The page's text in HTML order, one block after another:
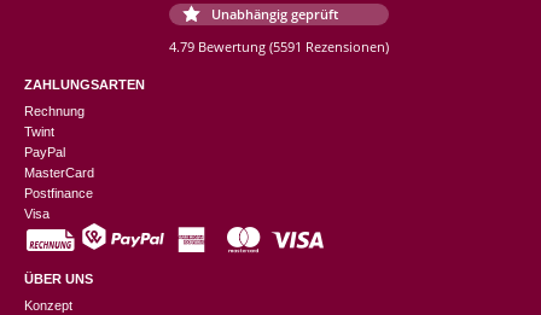
Unabhängig geprüft
4.79 Bewertung (5591 Rezensionen)
ZAHLUNGSARTEN
Rechnung
Twint
PayPal
MasterCard
Postfinance
Visa
ÜBER UNS
Konzept